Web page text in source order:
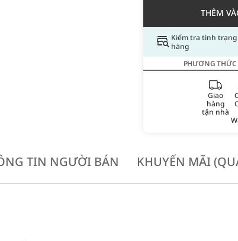
THÊM
Kiểm tra tình
hàng
PHƯƠNG
Giao
hàng
tận nhà
TIN NGƯỜI BÁN KHUYẾN MÃI